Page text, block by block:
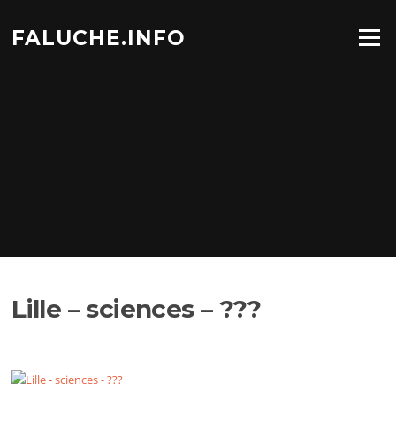
contenu
FALUCHE.INFO Menu
Lille – sciences – ???